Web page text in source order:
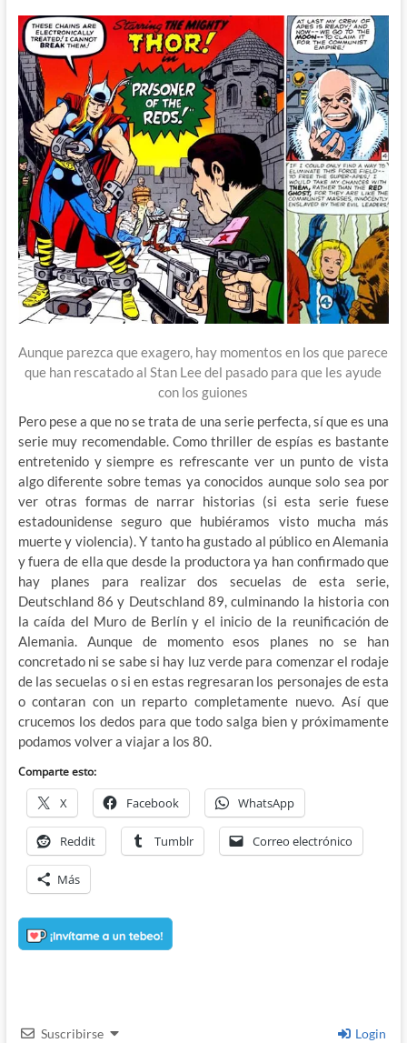
Aunque parezca que exagero, hay momentos en los que parece
que han rescatado al Stan Lee del pasado para que les ayude
con los guiones
Pero pese a que no se trata de una serie perfecta, sí que es una
serie muy recomendable. Como thriller de espías es bastante
entretenido y siempre es refrescante ver un punto de vista
algo diferente sobre temas ya conocidos aunque solo sea por
ver otras formas de narrar historias (si esta serie fuese
estadounidense seguro que hubiéramos visto mucha más
muerte y violencia). Y tanto ha gustado al público en Alemania
y fuera de ella que desde la productora ya han confirmado que
hay planes para realizar dos secuelas de esta serie,
Deutschland 86 y Deutschland 89, culminando la historia con
la caída del Muro de Berlín y el inicio de la reunificación de
Alemania. Aunque de momento esos planes no se han
concretado ni se sabe si hay luz verde para comenzar el rodaje
de las secuelas o si en estas regresaran los personajes de esta
o contaran con un reparto completamente nuevo. Así que
crucemos los dedos para que todo salga bien y próximamente
podamos volver a viajar a los 80.
Comparte esto:
X Facebook WhatsApp
Reddit Tumblr Correo electrónico
Más
Suscribirse Login